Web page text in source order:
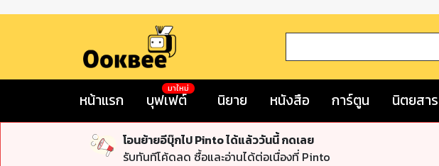
หน้าแรก บุฟเฟต์
มาใหม่
นิยาย หนังสือ การ์ตูน นิตยสาร
โอนย้ายอีบุ๊กไป Pinto ได้แล้ววันนี้ กดเลย
รับทันทีโค้ดลด ซื้อและอ่านได้ต่อเนื่องที่ Pinto